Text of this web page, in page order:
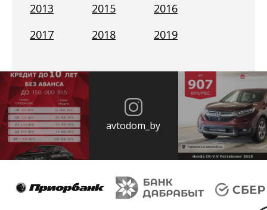
2013
2015
2016
2017
2018 2019
avtodom_by